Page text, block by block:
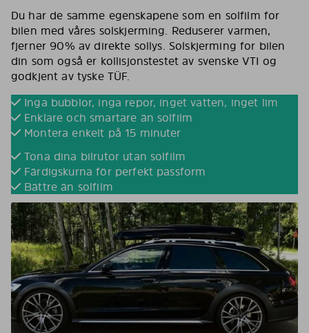
Du har de samme egenskapene som en solfilm for
bilen med våres solskjerming. Reduserer varmen,
fjerner 90% av direkte sollys. Solskjerming for bilen
din som også er kollisjonstestet av svenske VTI og
godkjent av tyske TÜF.
Inga bubblor, inga repor, inget vatten, inget lim
Enklare och smartare än solfilm
Montera enkelt på 15 minuter
Tona dina bilrutor utan solfilm
Färdigskurna för perfekt passform
Bättre än solfilm